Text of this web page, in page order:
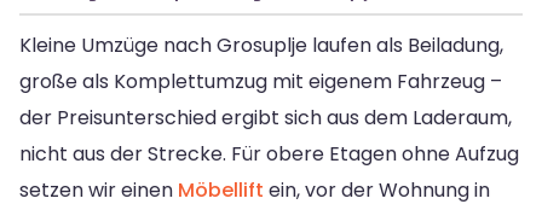
Kleine Umzüge nach Grosuplje laufen als Beiladung,
große als Komplettumzug mit eigenem Fahrzeug –
der Preisunterschied ergibt sich aus dem Laderaum,
nicht aus der Strecke. Für obere Etagen ohne Aufzug
setzen wir einen Möbellift ein, vor der Wohnung in